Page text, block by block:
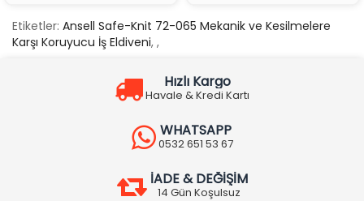
Etiketler: Ansell Safe-Knit 72-065 Mekanik ve Kesilmelere
Karşı Koruyucu İş Eldiveni, ,
Hızlı Kargo
Havale & Kredi Kartı
WHATSAPP
0532 651 53 67
İADE & DEĞİŞİM
14 Gün Koşulsuz